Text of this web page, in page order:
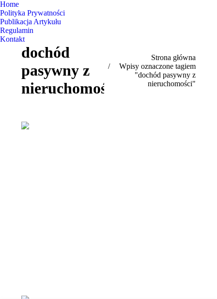
Home
Polityka Prywatności
Publikacja Artykułu
Regulamin
Kontakt
dochód
pasywny z
nieruchomości
Strona główna
Wpisy oznaczone tagiem
"dochód pasywny z
nieruchomości"